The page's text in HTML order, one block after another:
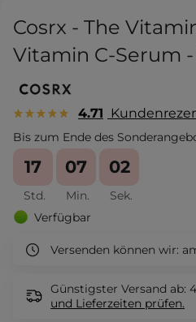
Cosrx - The
Vitamin C-Serum
4.71
Bis zum Ende des
Std.
17
Min.
07
Sek.
01
Verfügbar
Versenden können wir:
Günstigster Versand ab:
und Lieferzeiten prüfen.